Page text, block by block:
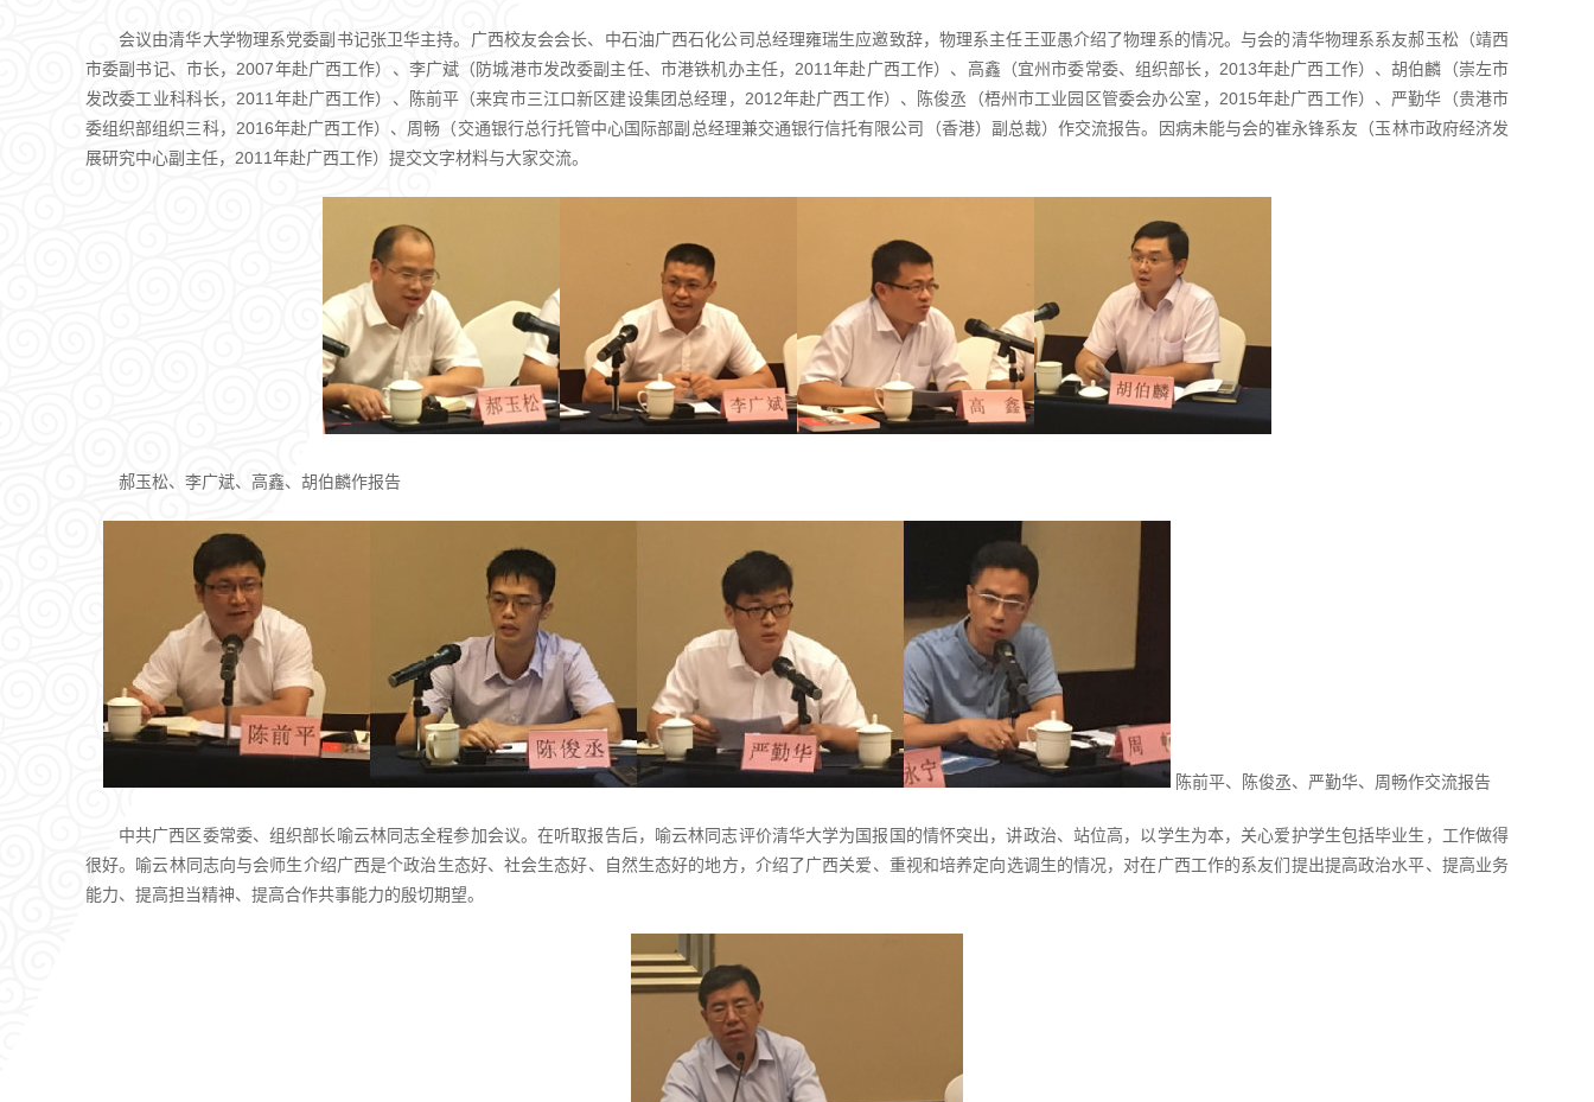
会议由清华大学物理系党委副书记张卫华主持。广西校友会会长、中石油广西石化公司总经理雍瑞生应邀致辞，物理系主任王亚愚介绍了物理系的情况。与会的清华物理系系友郝玉松（靖西
市委副书记、市长，2007年赴广西工作）、李广斌（防城港市发改委副主任、市港铁机办主任，2011年赴广西工作）、高鑫（宜州市委常委、组织部长，2013年赴广西工作）、胡伯麟（崇左市
发改委工业科科长，2011年赴广西工作）、陈前平（来宾市三江口新区建设集团总经理，2012年赴广西工作）、陈俊丞（梧州市工业园区管委会办公室，2015年赴广西工作）、严勤华（贵港市
委组织部组织三科，2016年赴广西工作）、周畅（交通银行总行托管中心国际部副总经理兼交通银行信托有限公司（香港）副总裁）作交流报告。因病未能与会的崔永锋系友（玉林市政府经济发
展研究中心副主任，2011年赴广西工作）提交文字材料与大家交流。
郝玉松、李广斌、高鑫、胡伯麟作报告
陈前平、陈俊丞、严勤华、周畅作交流报告
中共广西区委常委、组织部长喻云林同志全程参加会议。在听取报告后，喻云林同志评价清华大学为国报国的情怀突出，讲政治、站位高，以学生为本，关心爱护学生包括毕业生，工作做得
很好。喻云林同志向与会师生介绍广西是个政治生态好、社会生态好、自然生态好的地方，介绍了广西关爱、重视和培养定向选调生的情况，对在广西工作的系友们提出提高政治水平、提高业务
能力、提高担当精神、提高合作共事能力的殷切期望。